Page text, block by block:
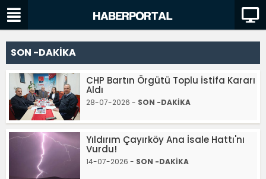
SON -DAKİKA
CHP Bartın Örgütü Toplu İstifa Kararı
Aldı
28-07-2026 - SON -DAKİKA
Yıldırım Çayırköy Ana İsale Hattı'nı
Vurdu!
14-07-2026 - SON -DAKİKA